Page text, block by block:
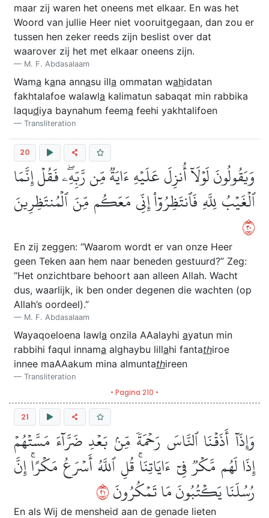
maar zij waren het oneens met elkaar. En was het
Woord van jullie Heer niet vooruitgegaan, dan zou er
tussen hen zeker reeds zijn beslist over dat
waarover zij het met elkaar oneens zijn.
M. F. Abdasalaam
Wama kana annasu illa ommatan wahidatan
fakhtalafoe walawla kalimatun sabaqat min rabbika
laqudiya baynahum feema feehi yakhtalifoen
Transliteration
20
وَيَقُولُونَ لَوۡلَآ أُنزِلَ عَلَيۡهِ ءَايَةٞ مِّن رَّبِّهِۦۖ فَقُلۡ إِنَّمَا
ٱلۡغَيۡبُ لِلَّهِ فَٱنتَظِرُوٓاْ إِنِّي مَعَكُم مِّنَ ٱلۡمُنتَظِرِينَ
٠٢
En zij zeggen: “Waarom wordt er van onze Heer
geen Teken aan hem naar beneden gestuurd?” Zeg:
“Het onzichtbare behoort aan alleen Allah. Wacht
dus, waarlijk, ik ben onder degenen die wachten (op
Allah’s oordeel).”
M. F. Abdasalaam
Wayaqoeloena lawla onzila AAalayhi ayatun min
rabbihi faqul innama alghaybu lillahi fantathiroe
innee maAAakum mina almuntathireen
Transliteration
• Pagina 210 •
21
وَإِذَآ أَذَقۡنَا ٱلنَّاسَ رَحۡمَةٗ مِّنۢ بَعۡدِ ضَرَّآءَ مَسَّتۡهُمۡ
إِذَا لَهُم مَّكۡرٞ فِيٓ ءَايَاتِنَاۚ قُلِ ٱللَّهُ أَسۡرَعُ مَكۡرًاۚ إِنَّ
رُسُلَنَا يَكۡتُبُونَ مَا تَمۡكُرُونَ١٢
En als Wij de mensheid aan de genade lieten